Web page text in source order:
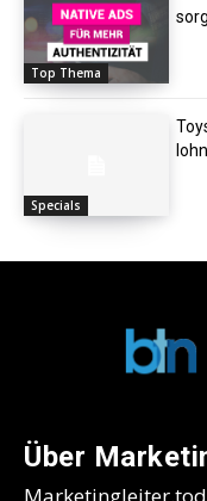
Top Thema
Specials
Über